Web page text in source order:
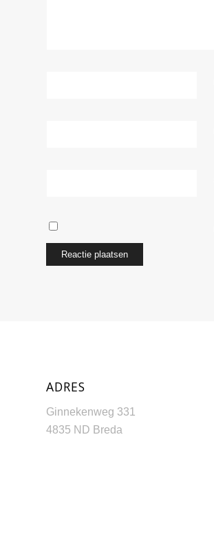
ADRES
Ginnekenweg 331
4835 ND Breda